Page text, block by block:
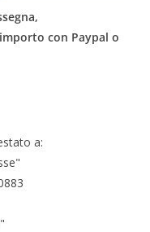
con Paypal o
a: